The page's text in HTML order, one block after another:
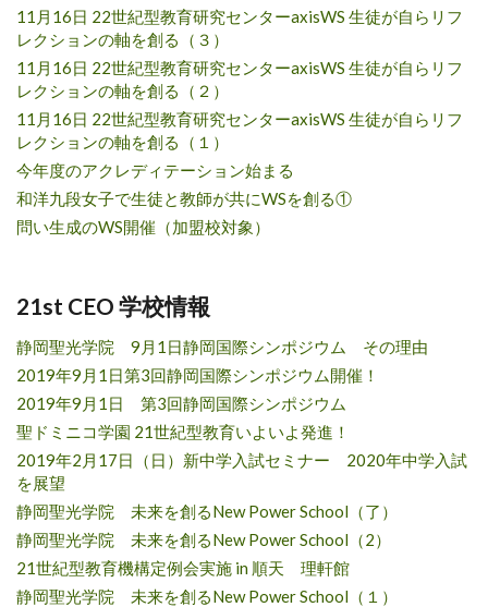
11月16日 22世紀型教育研究センターaxisWS 生徒が自らリフ
レクションの軸を創る（３）
11月16日 22世紀型教育研究センターaxisWS 生徒が自らリフ
レクションの軸を創る（２）
11月16日 22世紀型教育研究センターaxisWS 生徒が自らリフ
レクションの軸を創る（１）
今年度のアクレディテーション始まる
和洋九段女子で生徒と教師が共にWSを創る①
問い生成のWS開催（加盟校対象）
21st CEO 学校情報
静岡聖光学院 9月1日静岡国際シンポジウム その理由
2019年9月1日第3回静岡国際シンポジウム開催！
2019年9月1日 第3回静岡国際シンポジウム
聖ドミニコ学園 21世紀型教育いよいよ発進！
2019年2月17日（日）新中学入試セミナー 2020年中学入試
を展望
静岡聖光学院 未来を創るNew Power School（了）
静岡聖光学院 未来を創るNew Power School（2）
21世紀型教育機構定例会実施 in 順天 理軒館
静岡聖光学院 未来を創るNew Power School（１）